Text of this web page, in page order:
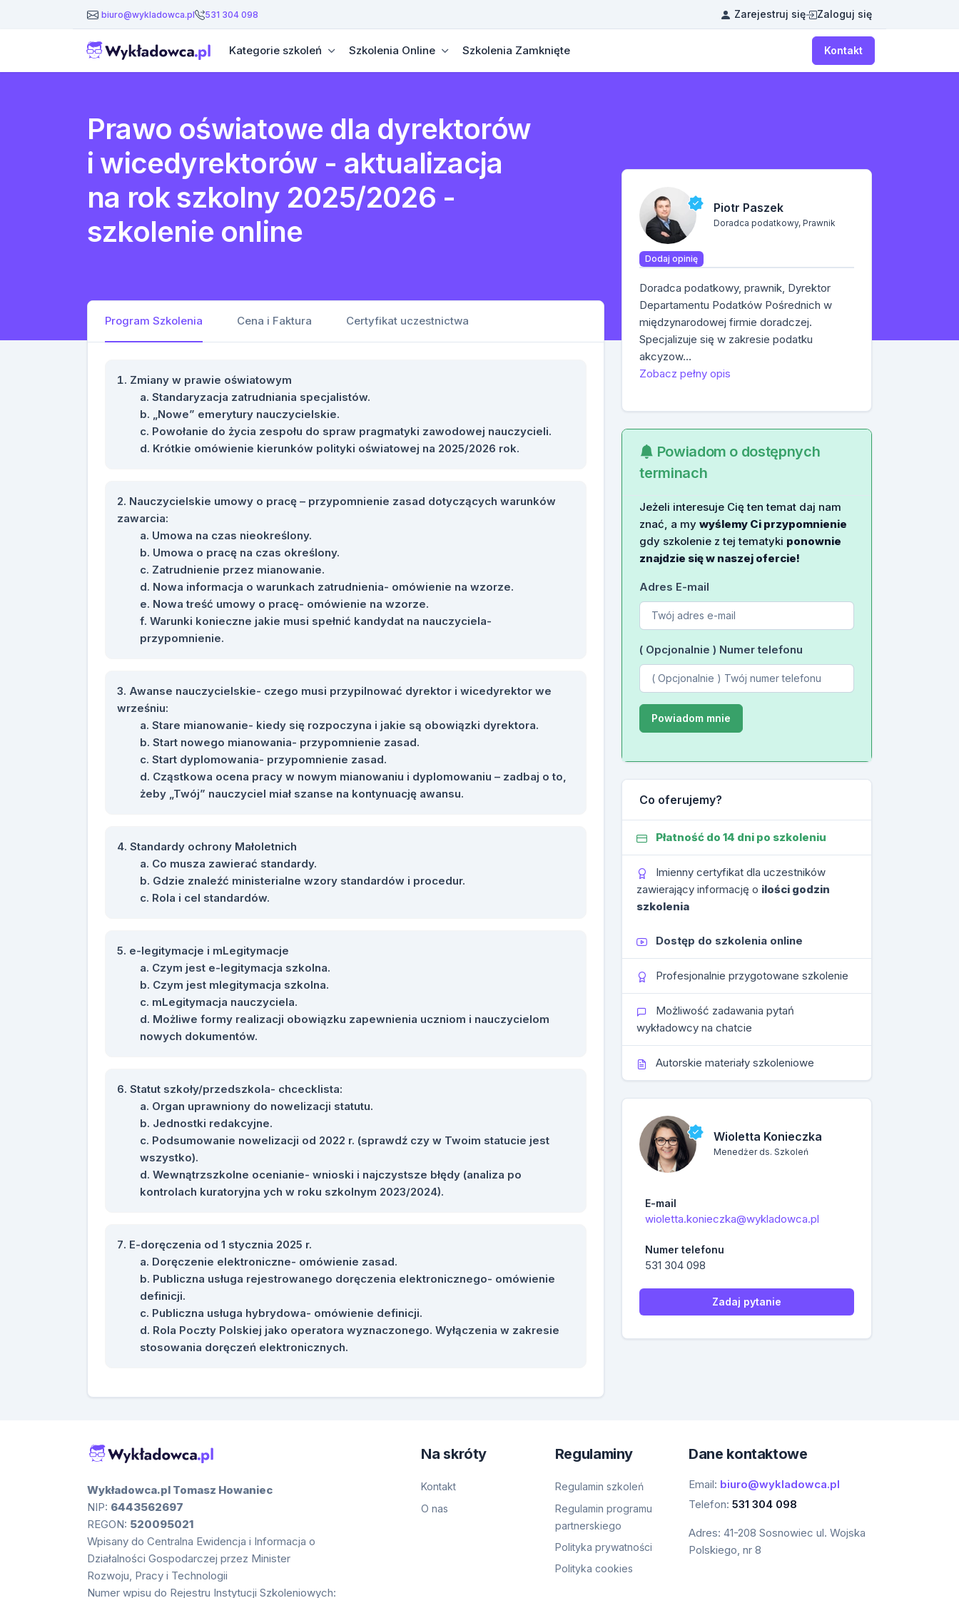
biuro@wykladowca.pl 531 304 098 Zarejestruj się Zaloguj się
Kontakt
Kategorie szkoleń Szkolenia Online Szkolenia Zamknięte
Prawo oświatowe dla dyrektorów
i wicedyrektorów - aktualizacja
na rok szkolny 2025/2026 -
szkolenie online
Program Szkolenia Cena i Faktura Certyfikat uczestnictwa
Zmiany w prawie oświatowym
Standaryzacja zatrudniania specjalistów.
„Nowe” emerytury nauczycielskie.
Powołanie do życia zespołu do spraw pragmatyki zawodowej nauczycieli.
Krótkie omówienie kierunków polityki oświatowej na 2025/2026 rok.
Nauczycielskie umowy o pracę – przypomnienie zasad dotyczących warunków
zawarcia:
Umowa na czas nieokreślony.
Umowa o pracę na czas określony.
Zatrudnienie przez mianowanie.
Nowa informacja o warunkach zatrudnienia- omówienie na wzorze.
Nowa treść umowy o pracę- omówienie na wzorze.
Warunki konieczne jakie musi spełnić kandydat na nauczyciela-
przypomnienie.
Awanse nauczycielskie- czego musi przypilnować dyrektor i wicedyrektor we
wrześniu:
Stare mianowanie- kiedy się rozpoczyna i jakie są obowiązki dyrektora.
Start nowego mianowania- przypomnienie zasad.
Start dyplomowania- przypomnienie zasad.
Cząstkowa ocena pracy w nowym mianowaniu i dyplomowaniu – zadbaj o to,
żeby „Twój” nauczyciel miał szanse na kontynuację awansu.
Standardy ochrony Małoletnich
Co musza zawierać standardy.
Gdzie znaleźć ministerialne wzory standardów i procedur.
Rola i cel standardów.
e-legitymacje i mLegitymacje
Czym jest e-legitymacja szkolna.
Czym jest mlegitymacja szkolna.
mLegitymacja nauczyciela.
Możliwe formy realizacji obowiązku zapewnienia uczniom i nauczycielom
nowych dokumentów.
Statut szkoły/przedszkola- chcecklista:
Organ uprawniony do nowelizacji statutu.
Jednostki redakcyjne.
Podsumowanie nowelizacji od 2022 r. (sprawdź czy w Twoim statucie jest
wszystko).
Wewnątrzszkolne ocenianie- wnioski i najczystsze błędy (analiza po
kontrolach kuratoryjna ych w roku szkolnym 2023/2024).
E-doręczenia od 1 stycznia 2025 r.
Doręczenie elektroniczne- omówienie zasad.
Publiczna usługa rejestrowanego doręczenia elektronicznego- omówienie
definicji.
Publiczna usługa hybrydowa- omówienie definicji.
Rola Poczty Polskiej jako operatora wyznaczonego. Wyłączenia w zakresie
stosowania doręczeń elektronicznych.
Piotr Paszek
Doradca podatkowy, Prawnik
Dodaj opinię
Doradca podatkowy, prawnik, Dyrektor
Departamentu Podatków Pośrednich w
międzynarodowej firmie doradczej.
Specjalizuje się w zakresie podatku
akcyzow…
Zobacz pełny opis
Powiadom o dostępnych
terminach
Jeżeli interesuje Cię ten temat daj nam
znać, a mywyślemy Ci przypomnienie
gdy szkolenie z tej tematyki ponownie
znajdzie się w naszej ofercie!
Adres E-mail
( Opcjonalnie ) Numer telefonu
Co oferujemy?
Płatność do 14 dni po szkoleniu
Imienny certyfikat dla uczestników
zawierający informację o ilości godzin
szkolenia
Dostęp do szkolenia online
Profesjonalnie przygotowane szkolenie
Możliwość zadawania pytań
wykładowcy na chatcie
Autorskie materiały szkoleniowe
Wioletta Konieczka
Menedżer ds. Szkoleń
E-mail
wioletta.konieczka@wykladowca.pl
Numer telefonu
531 304 098
Zadaj pytanie
Wykładowca.pl Tomasz Howaniec
NIP: 6443562697
REGON: 520095021
Wpisany do Centralna Ewidencja i Informacja o
Działalności Gospodarczej przez Minister
Rozwoju, Pracy i Technologii
Numer wpisu do Rejestru Instytucji Szkoleniowych:
Na skróty
Kontakt
O nas
Regulaminy
Regulamin szkoleń
Regulamin programu
partnerskiego
Polityka prywatności
Polityka cookies
Dane kontaktowe
Email: biuro@wykladowca.pl
Telefon: 531 304 098
Adres: 41-208 Sosnowiec ul. Wojska
Polskiego, nr 8